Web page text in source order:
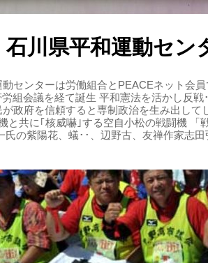
石川県平和運動セン
センターは労働組合とPEACEネット会
労組会議を経て誕生 平和憲法を活かし反
が政府を信頼すると専制政治を生み出し
と共に｢核威嚇｣する空自小松の戦闘機
氏の紫陽花、蟻･･、辺野古、友禅作家志